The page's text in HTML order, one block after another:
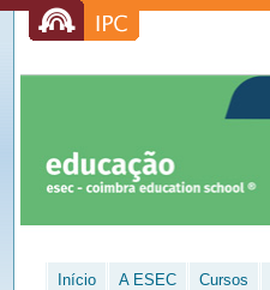
Início A ESEC Cursos